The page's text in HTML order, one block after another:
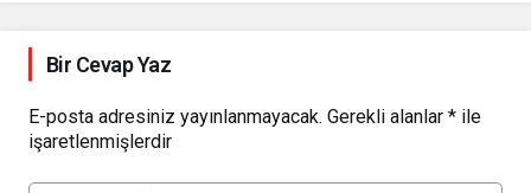
Bir Cevap Yaz
E-posta adresiniz yayınlanmayacak. Gerekli alanlar * ile
işaretlenmişlerdir